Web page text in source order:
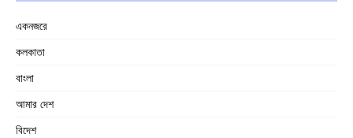
একনজরে
কলকাতা
বাংলা
আমার দেশ
বিদেশ